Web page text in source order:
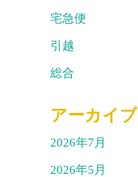
宅急便
引越
総合
アーカイブ
2026年7月
2026年5月